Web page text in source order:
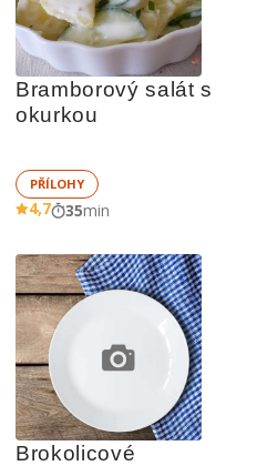
Bramborový salát s
okurkou
PŘÍLOHY
4,7 35min
Brokolicové